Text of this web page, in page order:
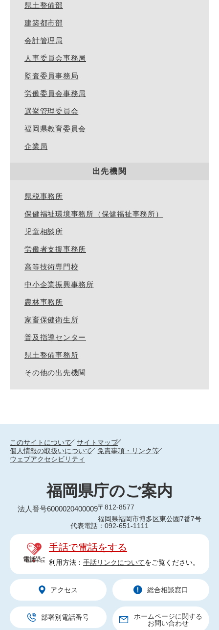
県土整備部
建築都市部
会計管理局
人事委員会事務局
監査委員事務局
労働委員会事務局
選挙管理委員会
福岡県教育委員会
企業局
出先機関
県税事務所
保健福祉環境事務所（保健福祉事務所）
児童相談所
労働者支援事務所
高等技術専門校
中小企業振興事務所
農林事務所
家畜保健衛生所
普及指導センター
県土整備事務所
その他の出先機関
このサイトについて
サイトマップ
個人情報の取扱いについて
免責事項・リンク等
ウェブアクセシビリティ
福岡県庁のご案内
法人番号6000020400009〒812-8577
福岡県福岡市博多区東公園7番7号
代表電話：092-651-1111
手話で電話をする
利用方法： 手話リンクについてをご覧ください。
アクセス 総合相談窓口
部署別電話番号
ホームページに関する
お問い合わせ